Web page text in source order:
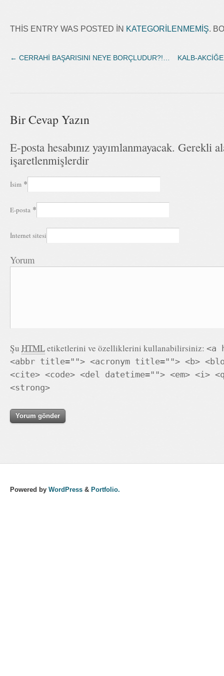
THIS ENTRY WAS POSTED IN KATEGORILENMEMIŞ.
← CERRAHİ BAŞARISINI NEYE BORÇLUDUR?!… KALB-
Bir Cevap Yazın
E-posta hesabınız yayımlanmayacak. Gerekli
işaretlenmişlerdir
İsim *
E-posta *
İnternet sitesi
Yorum
Şu HTMLetiketlerini ve özelliklerini kullanabilirsiniz: <a
<abbr title=""> <acronym title=""> <b>
<cite> <code> <del datetime=""> <em> <i>
<strong>
Powered by WordPress & Portfolio.